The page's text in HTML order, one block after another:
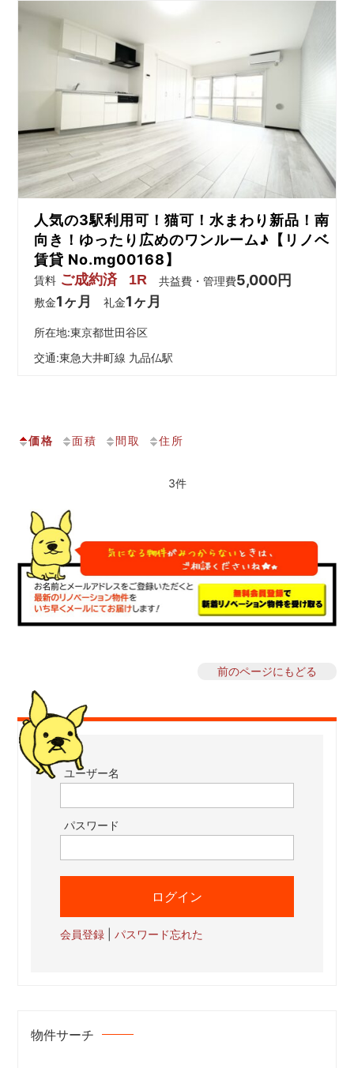
人気の3駅利用可！猫可！水まわり新品！南
向き！ゆったり広めのワンルーム♪【リノベ
賃貸 No.mg00168】
賃料 ご成約済 1R 共益費・管理費5,000円
敷金1ヶ月 礼金1ヶ月
所在地:東京都世田谷区
交通:東急大井町線 九品仏駅
価格 面積 間取 住所
3件
前のページにもどる
ユーザー名
パスワード
会員登録 |パスワード忘れた
物件サーチ